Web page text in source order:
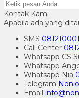
Kontak Kami
Apabila ada yang
SMS
Call Center
Whatsapp CS
Whatsapp
Whatsapp Nia
Telegram
Email